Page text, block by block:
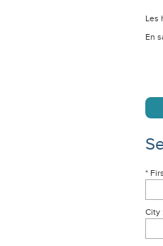
Les
En
*
City :